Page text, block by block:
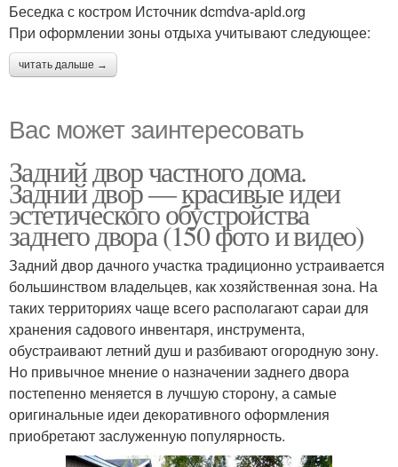
Беседка с костром Источник dcmdva-apld.org
При оформлении зоны отдыха учитывают следующее:
читать дальше →
Вас может заинтересовать
Задний двор частного дома.
Задний двор — красивые идеи
эстетического обустройства
заднего двора (150 фото и видео)
Задний двор дачного участка традиционно устраивается
большинством владельцев, как хозяйственная зона. На
таких территориях чаще всего располагают сараи для
хранения садового инвентаря, инструмента,
обустраивают летний душ и разбивают огородную зону.
Но привычное мнение о назначении заднего двора
постепенно меняется в лучшую сторону, а самые
оригинальные идеи декоративного оформления
приобретают заслуженную популярность.